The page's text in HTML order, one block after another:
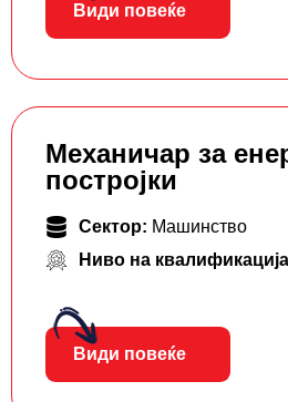
Види повеќе
Механичар за
постројки
Сектор: Машинство
Ниво на
Види повеќе